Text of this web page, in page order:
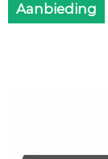
Aanbieding